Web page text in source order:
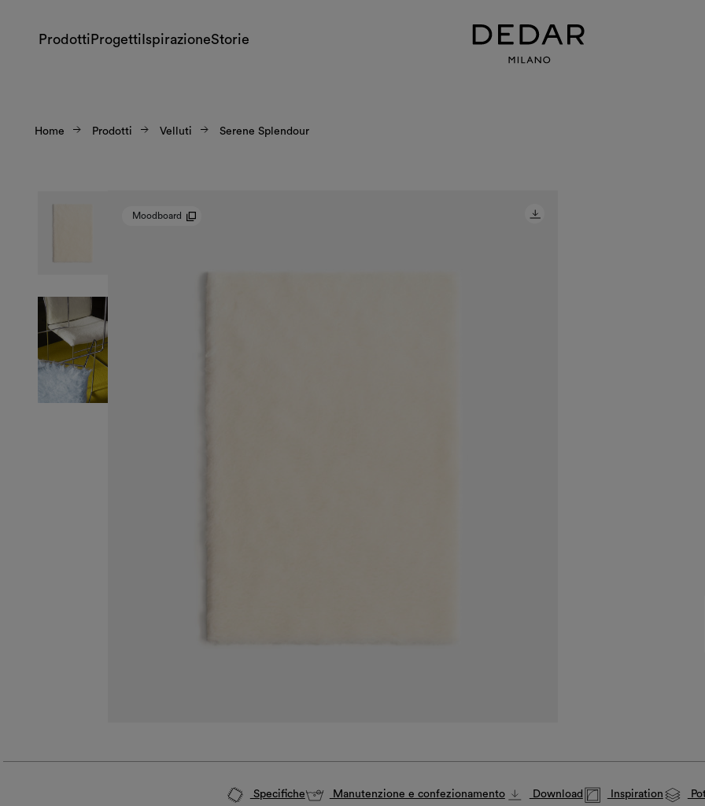
Prodotti Progetti IspirazioneStorie
Home Prodotti Velluti Serene Splendour
Moodboard
Specifiche Manutenzione e confezionamento Download Inspiration